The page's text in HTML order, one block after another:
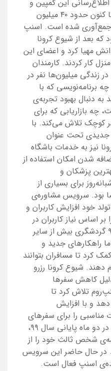
این کمپین و
افزایش بسته‌ها کمک کنند. تا کنون حدود ۴۰ میلیون
شده است. اسنپ
بعد از شیوع کرونا
مهیا کرد و اعضای این
کار کردند. کارمندان
زندگی میلیون‌ها نفر در
چه برنامه‌نویسی که با
دنبال بهبود تجربه‌ی
چه بازاریابی که برای
کوچک تلاش می‌کند. با
جدیدی تحت عنوان
نیز به خدمات باشگاه
شدن امکان استفاده از
پزشکان و
برای بسیاری از
بود. سرویس مشاوره‌ی
خود افزایش کاربران و
اساس نیاز کاربران در
دستور کار قرار داد. در سال ۹۹ گردشگری بیش از سایر
راهکارهای جدید و
کرد تا مسافران بتوانند
شیوع کرونا رزرو
دلیل کاهش سفرها
تلاش کرد تا
و با افزایش
مناسبی را برای سفرهای
ضروری کاربرانش فراهم کند. در دو ماه پایانی سال ۹۹،
۲۶۱ راننده بیمه‌ی شخص ثالث خود را از
در حال حاضر این سرویس
اسنپ فعال است.